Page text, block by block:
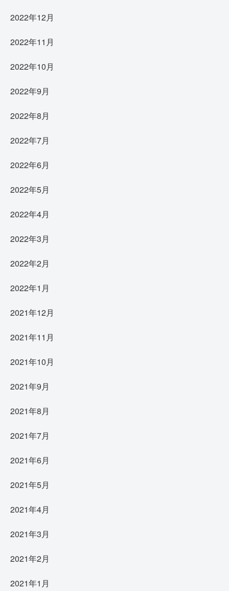
2022年12月
2022年11月
2022年10月
2022年9月
2022年8月
2022年7月
2022年6月
2022年5月
2022年4月
2022年3月
2022年2月
2022年1月
2021年12月
2021年11月
2021年10月
2021年9月
2021年8月
2021年7月
2021年6月
2021年5月
2021年4月
2021年3月
2021年2月
2021年1月